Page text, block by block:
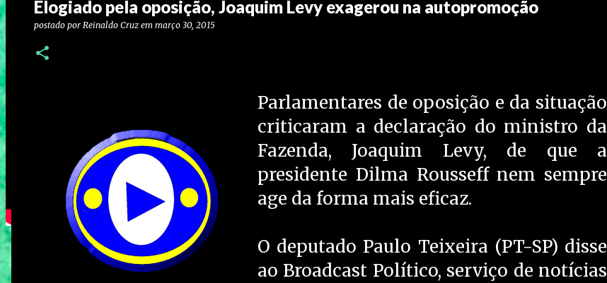
Elogiado pela oposição, Joaquim Levy exagerou na autopromoção
postado por Reinaldo Cruz em março 30, 2015
Parlamentares de oposição e da situação
criticaram a declaração do ministro da
Fazenda, Joaquim Levy, de que a
presidente Dilma Rousseff nem sempre
age da forma mais eficaz.
O deputado Paulo Teixeira (PT-SP) disse
ao Broadcast Político, serviço de notícias